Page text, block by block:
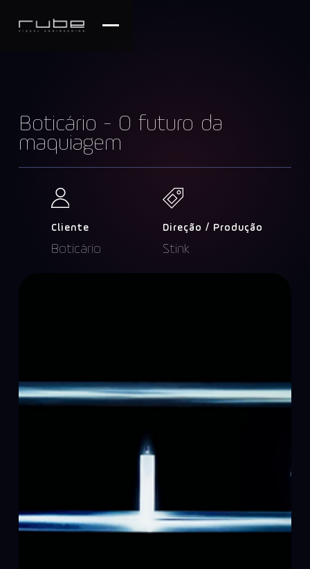
Boticário - O futuro da
maquiagem
Cliente
Boticário
Direção / Produção
Stink